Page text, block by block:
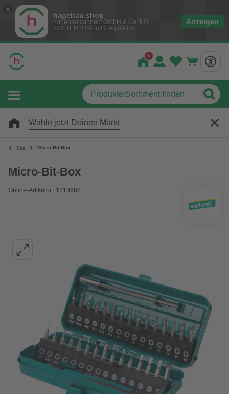
hagebau shop
hagebau connect GmbH & Co. KG
KOSTENLOS- In Google Play
Anzeigen
Wähle jetzt Deinen Markt
Bits Micro-Bit-Box
Micro-Bit-Box
Online-Artikelnr.: 1213688